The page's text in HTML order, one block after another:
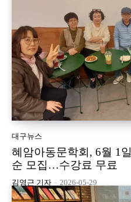
대구뉴스
혜암아동문학회, 6월 1
순 모집…수강료 무료
김영근 기자 - 2026-05-29